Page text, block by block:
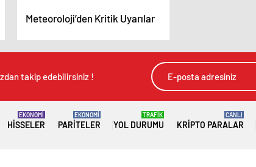
Meteoroloji’den Kritik Uyarılar
takip edebilirsiniz !
HISSELER
EKONOMİ
PARITELER
EKONOMİ
YOL DURUMU
TRAFİK
KRIPTO PARALAR
CANLI